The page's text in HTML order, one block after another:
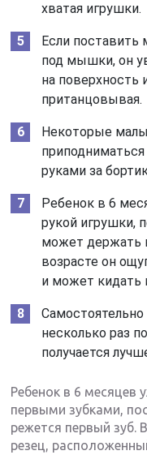
хватая игрушки.
Если
под мышки, он
на поверхность
пританцовывая.
Некоторые
руками за
Ребенок в 6
рукой игрушки,
может держать
возрасте он
и может кидать
несколько раз
получается
Ребенок в 6 месяцев
первыми зубками,
режется первый зуб.
резец,